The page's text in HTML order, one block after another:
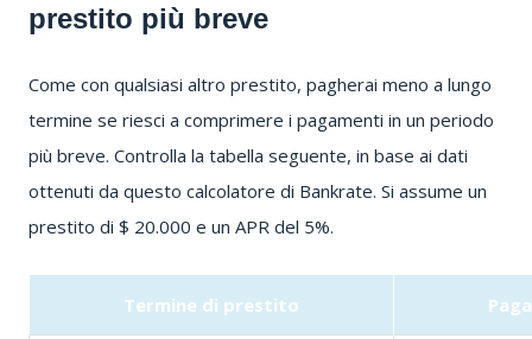
prestito più breve
Come con qualsiasi altro prestito, pagherai meno a lungo
termine se riesci a comprimere i pagamenti in un periodo
più breve. Controlla la tabella seguente, in base ai dati
ottenuti da questo calcolatore di Bankrate. Si assume un
prestito di $ 20.000 e un APR del 5%.
Termine di prestito